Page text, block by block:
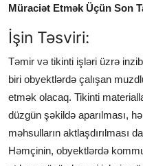
Müraciət Etmək Üçün Son
İşin Təsviri:
Təmir və tikinti işləri üzrə
biri obyektlərdə çalışan
etmək olacaq. Tikinti
düzgün şəkildə aparılması,
məhsulların aktlaşdırılması
Həmçinin, obyektlərdə